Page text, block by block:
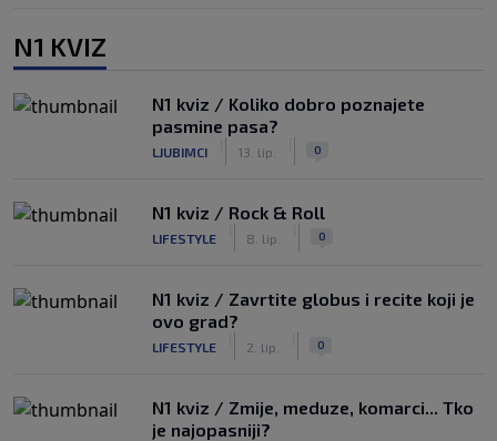
N1 KVIZ
N1 kviz / Koliko dobro poznajete
pasmine pasa?
LJUBIMCI 13. lip. 0
N1 kviz / Rock & Roll
LIFESTYLE 8. lip. 0
N1 kviz / Zavrtite globus i recite koji je
ovo grad?
LIFESTYLE 2. lip. 0
N1 kviz / Zmije, meduze, komarci... Tko
je najopasniji?